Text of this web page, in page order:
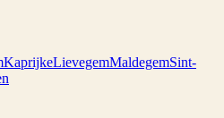
KaprijkeLievegemMaldegemSint-